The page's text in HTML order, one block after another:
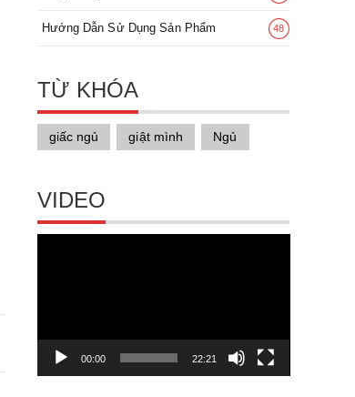
Hướng Dẫn Sử Dụng Sản Phẩm 48
TỪ KHÓA
giấc ngủ giật mình Ngủ
VIDEO
00:00 22:21